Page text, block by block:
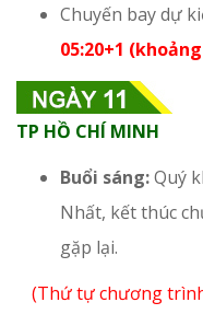
Chuyến bay dự
05:20+1
TP HỒ CHÍ MINH
Buổi sáng:Quý
Nhất, kết thúc
gặp lại.
(Thứ tự chương